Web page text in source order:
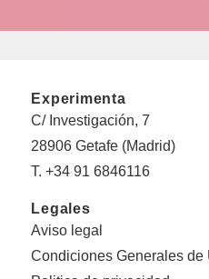
Experimenta
C/ Investigación, 7
28906 Getafe (Madrid)
T. +34 91 6846116
Legales
Aviso legal
Condiciones Generales de